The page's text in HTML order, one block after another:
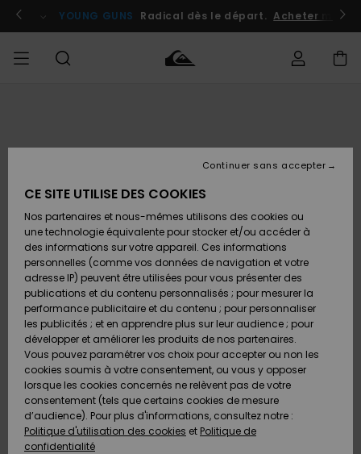
l'information
le
Se connecter / s'inscrire
YOUNG GUNS Radical dès le départ. Acheter
Chaussures
& Tongs
Surf
Snow
Nouveautés
Chaussures
& Tongs
Surf
Snow
Nouveautés
FEMME
A
Découvrir
Snow
SURF
Surf
Shop
Enfant
Highlights
Communauté
SNOW
Snow
Shop
Enfant
Snow
Shop
Femme
A
Découvrir
Communauté
OUTLET
Enfant
Outlet
Femme
AIDE &
CONTACT
Retours
Paiement
Carte
Cadeau
Quiksilver
Freedom
Protection
des
MAGASINS
CE SITE UTILISE DES COOKIES
Nos partenaires et nous-mêmes utilisons des cookies ou
une technologie équivalente pour stocker et/ou accéder à
des informations sur votre appareil. Ces informations
personnelles (comme vos données de navigation et votre
adresse IP) peuvent être utilisées pour vous présenter des
publications et du contenu personnalisés ; pour mesurer la
performance publicitaire et du contenu ; pour personnaliser
les publicités ; et en apprendre plus sur leur audience ; pour
développer et améliorer les produits de nos partenaires.
Vous pouvez paramétrer vos choix pour accepter ou non les
cookies soumis à votre consentement, ou vous y opposer
lorsque les cookies concernés ne relèvent pas de votre
consentement (tels que certains cookies de mesure
d’audience). Pour plus d'informations, consultez notre :
Politique d'utilisation des cookies et Politique de
confidentialité
Continuer sans accepter